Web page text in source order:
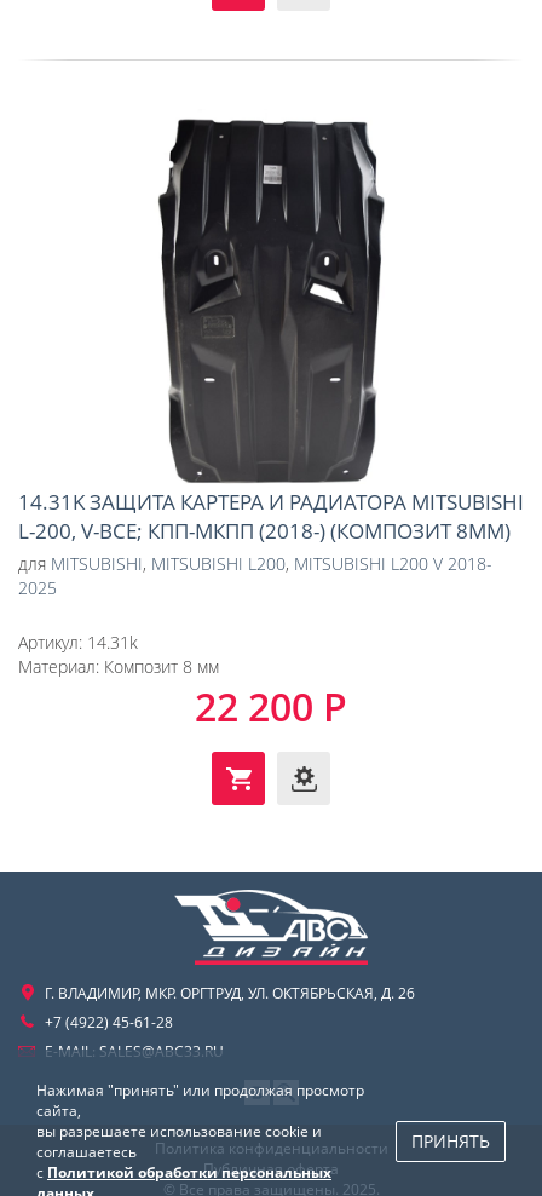
14.31K ЗАЩИТА КАРТЕРА И РАДИАТОРА MITSUBISHI
L-200, V-ВСЕ; КПП-МКПП (2018-) (КОМПОЗИТ 8ММ)
для MITSUBISHI, MITSUBISHI L200, MITSUBISHI L200 V 2018-
2025
Артикул: 14.31k
Материал: Композит 8 мм
22 200 Р
Г. ВЛАДИМИР, МКР. ОРГТРУД, УЛ. ОКТЯБРЬСКАЯ, Д. 26
+7 (4922) 45-61-28
E-MAIL: SALES@ABC33.RU
Политика конфиденциальности
Публичная оферта
© Все права защищены. 2025.
Нажимая "принять" или продолжая просмотр
сайта,
вы разрешаете использование cookie и
соглашаетесь
с Политикой обработки персональных
ПРИНЯТЬ